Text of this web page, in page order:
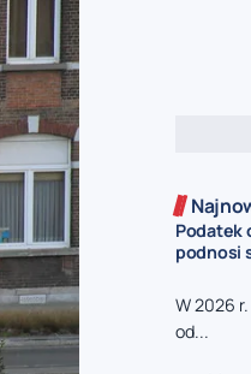
Podatek
podnosi
W 2026
od...